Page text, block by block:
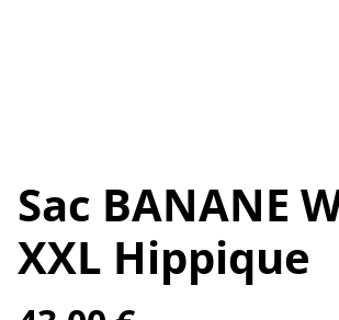
Sac BANANE
XXL Hippique